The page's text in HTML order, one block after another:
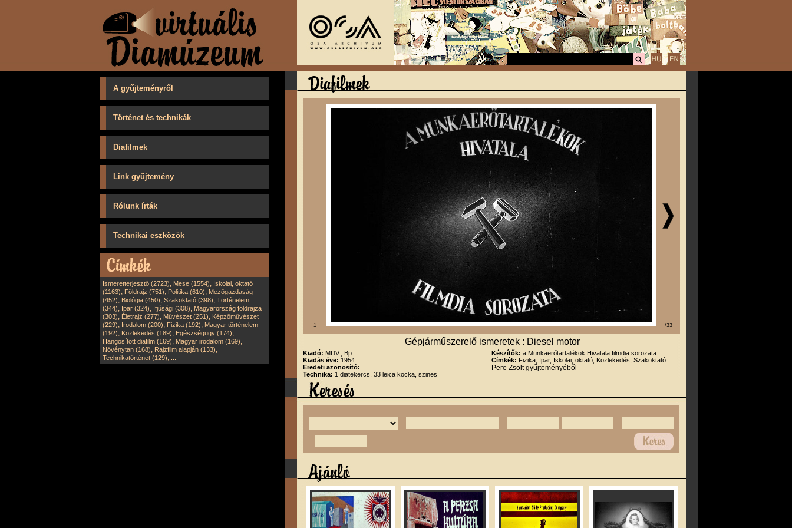
A gyűjteményről
Történet és technikák
Diafilmek
Link gyűjtemény
Rólunk írták
Technikai eszközök
Ismeretterjesztő (2723), Mese (1554), Iskolai, oktató
(1163), Földrajz (751), Politika (610), Mezőgazdaság
(452), Biológia (450), Szakoktató (398), Történelem
(344), Ipar (324), Ifjúsági (308), Magyarország földrajza
(303), Életrajz (277), Művészet (251), Képzőművészet
(229), Irodalom (200), Fizika (192), Magyar történelem
(192), Közlekedés (189), Egészségügy (174),
Hangosított diafilm (169), Magyar irodalom (169),
Növénytan (168), Rajzfilm alapján (133),
Technikatörténet (129),
1 /33
Gépjárműszerelő ismeretek : Diesel motor
Kiadó: MDV., Bp.
Kiadás éve: 1954
Eredeti azonosító:
Technika: 1 diatekercs, 33 leica kocka, szines
Készítők: a Munkaerőtartalékok Hivatala filmdia sorozata
Címkék: Fizika, Ipar, Iskolai, oktató, Közlekedés, Szakoktató
Pere Zsolt gyűjteményéből